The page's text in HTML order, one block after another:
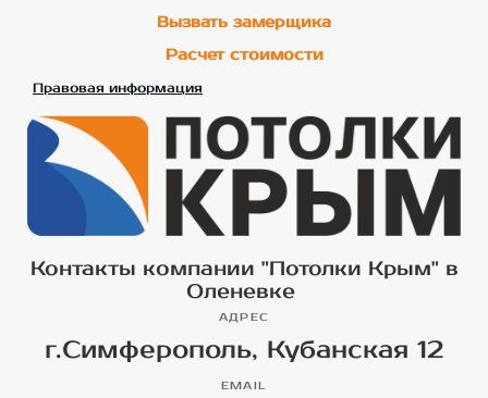
Вызвать замерщика
Расчет стоимости
Правовая информация
Контакты компании "Потолки Крым" в
Оленевке
АДРЕС
г.Симферополь, Кубанская 12
EMAIL